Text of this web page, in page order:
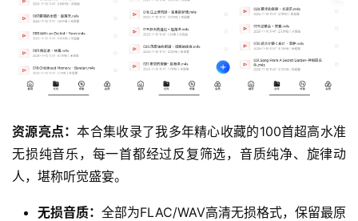
资源亮点：本合集收录了我多年精心收藏的100首超高水准
无损纯音乐，每一首都经过反复筛选，音质纯净、旋律动
人，堪称听觉盛宴。
无损音质： 全部为FLAC/WAV高清无损格式，保留最原